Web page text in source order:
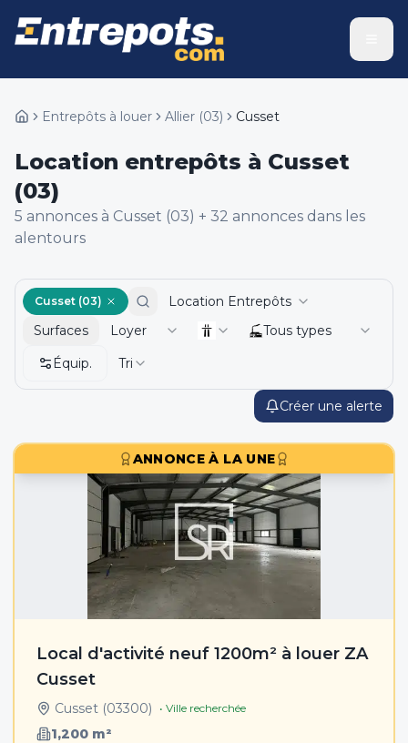
Entrepôts à louer Allier (03) Cusset
Location entrepôts à Cusset
(03)
5 annonces à Cusset (03) + 32 annonces dans les
alentours
Créer une alerte
Cusset (03)
Location Entrepôts
Surfaces
Loyer
Tous types
Équip.
Tri
ANNONCE À LA UNE
Local d'activité neuf 1200m² à louer ZA
Cusset
Cusset (03300) • Ville recherchée
1,200 m²